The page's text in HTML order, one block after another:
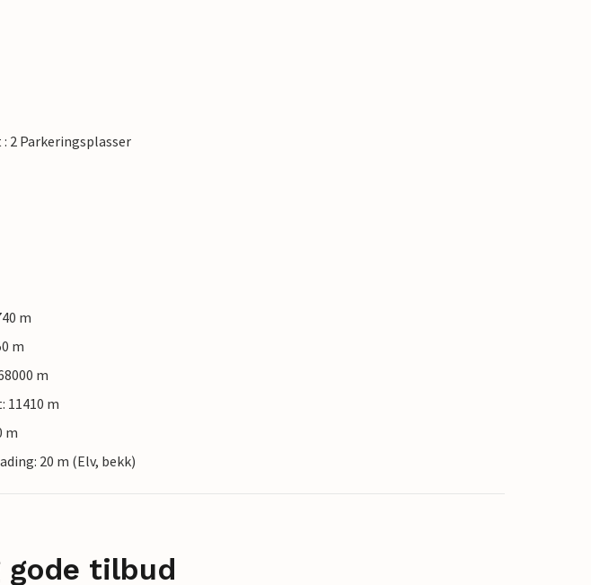
2 Parkeringsplasser
m
m
m
11410 m
m
20 m (Elv, bekk)
gode tilbud